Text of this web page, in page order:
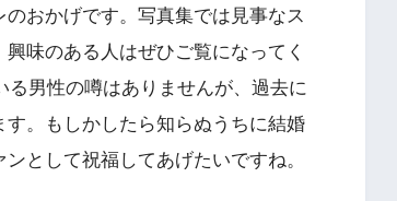
おかげです。写真集では見事なス
味のある人はぜひご覧になってく
男性の噂はありませんが、過去に
。もしかしたら知らぬうちに結婚
として祝福してあげたいですね。